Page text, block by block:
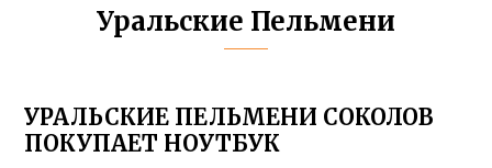
Уральские Пельмени
УРАЛЬСКИЕ ПЕЛЬМЕНИ СОКОЛОВ
ПОКУПАЕТ НОУТБУК